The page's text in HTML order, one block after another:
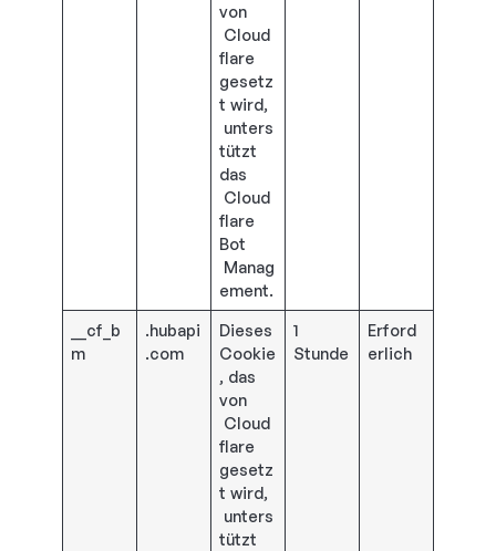
von
Cloud
flare
gesetz
t wird,
unters
tützt
das
Cloud
flare
Bot
Manag
ement.
__cf_b
m
.hubapi
.com
Dieses
Cookie
, das
von
Cloud
flare
gesetz
t wird,
unters
tützt
1
Stunde
Erford
erlich